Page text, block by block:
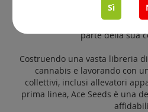
Cambogia e Filippine. E
offrendo analisi di
parte della sua
Costruendo una vasta libreria
cannabis e lavorando con
collettivi, inclusi allevatori
prima linea, Ace Seeds è una
Sì